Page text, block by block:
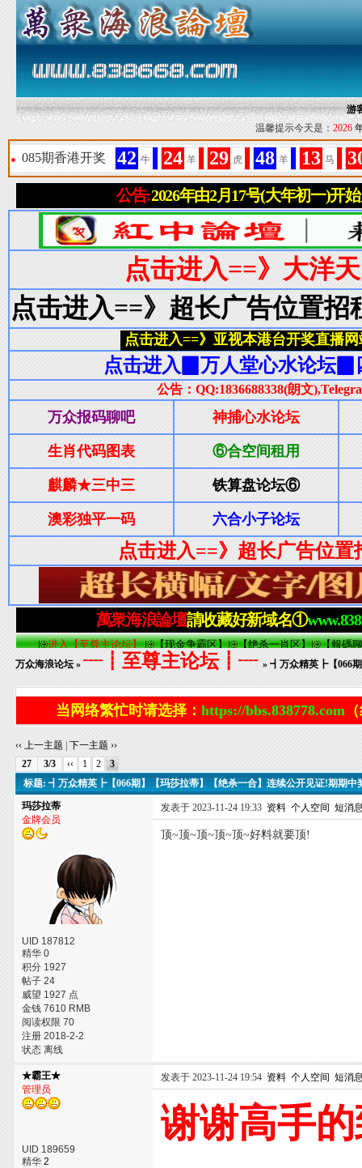
游
温馨提示今天是： 2026
万众海浪论坛»┈┋至尊主论坛┋┈» ┫万众精英┣【066期
当网络繁忙时请选择： https://bbs.838778.com
‹‹ 上一主题 |下一主题 ››
27
3/3 ‹‹ 1 2
3
标题: ┫万众精英┣【066期】【玛莎拉蒂】【绝杀一合】连续公开见证!期期中
玛莎拉蒂
金牌会员
UID 187812
精华 0
积分 1927
帖子 24
威望 1927 点
金钱 7610 RMB
阅读权限 70
注册 2018-2-2
状态 离线
发表于 2023-11-24 19:33 资料 个人空间 短消
顶~顶~顶~顶~顶~好料就要顶!
★霸王★
管理员
UID 189659
精华2
发表于 2023-11-24 19:54 资料 个人空间 短消
谢谢高手